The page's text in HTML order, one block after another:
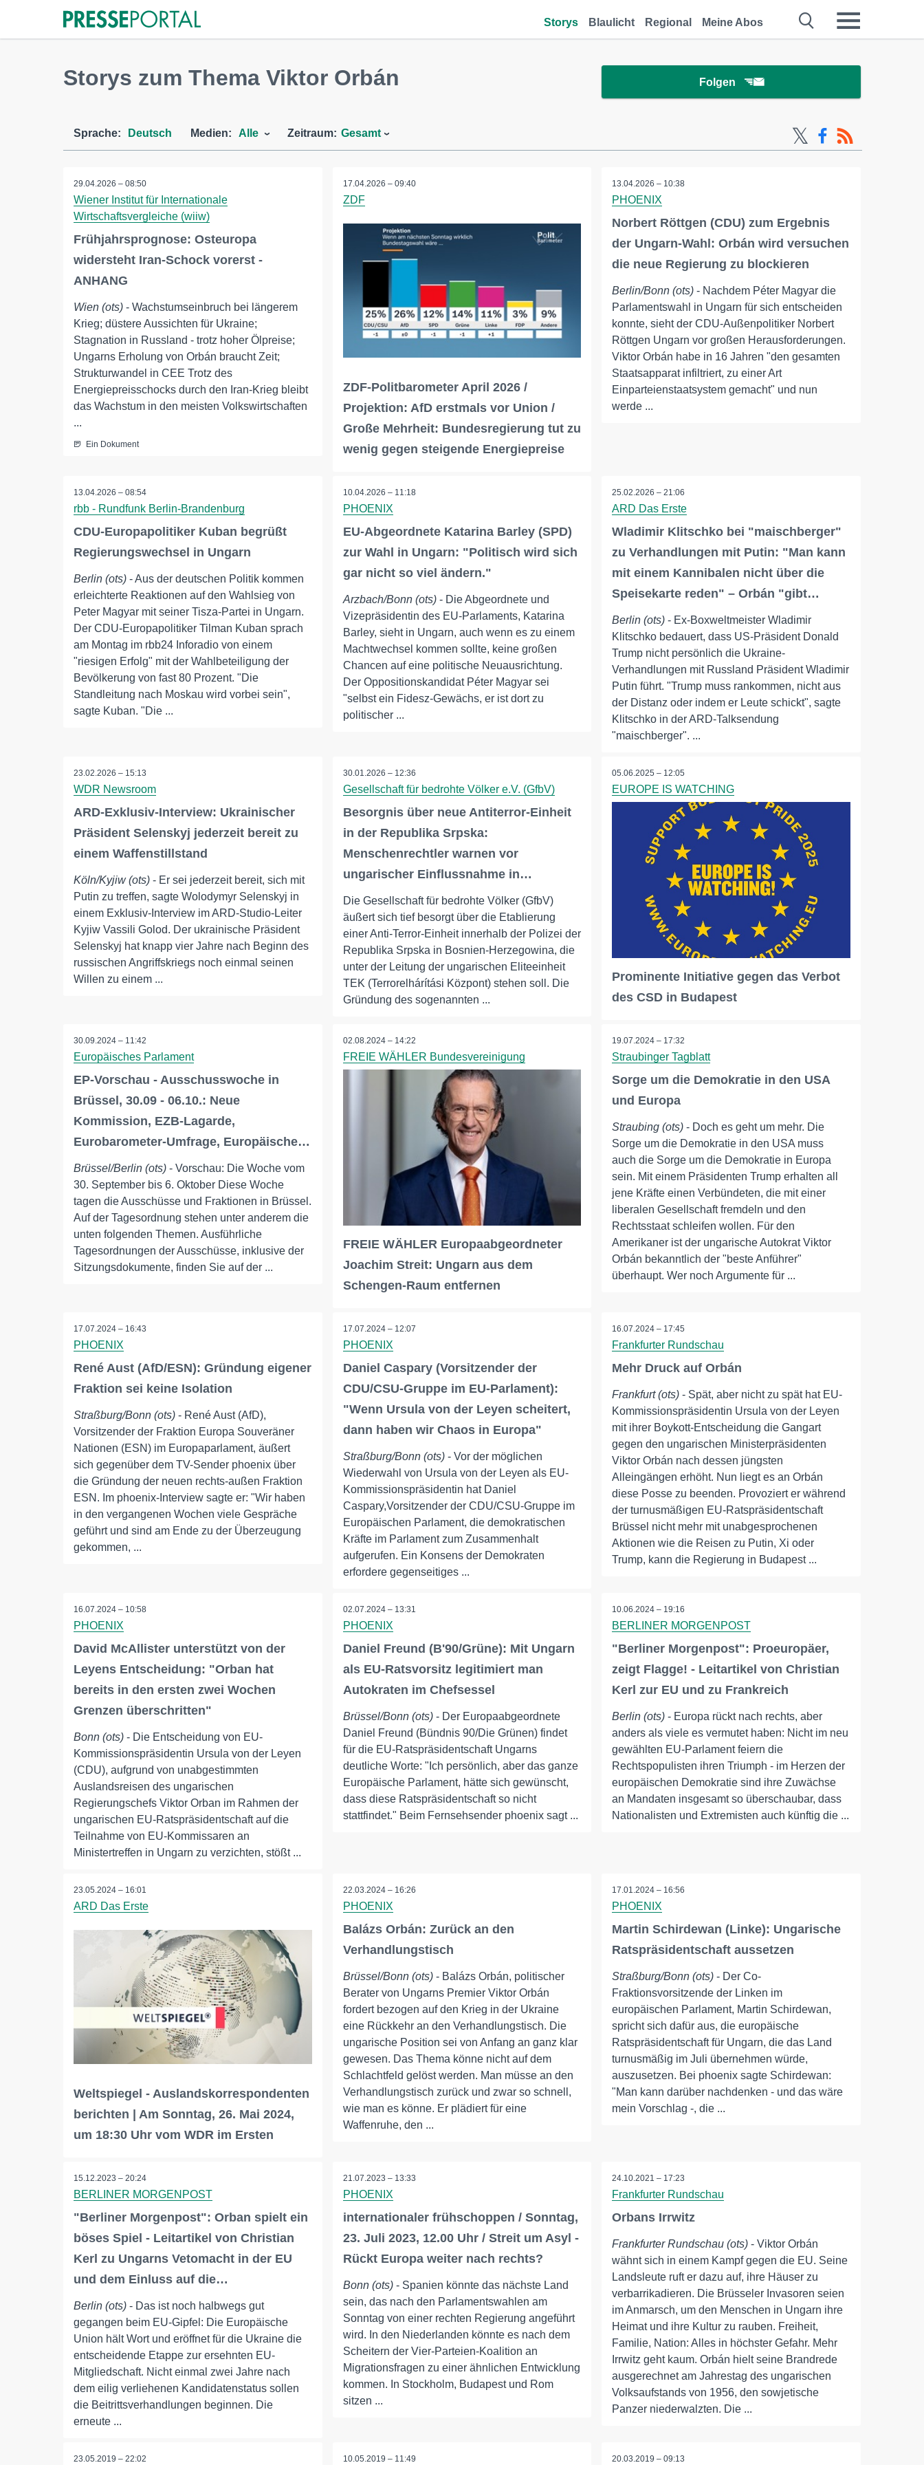
Storys Blaulicht Regional Meine Abos
Storys zum Thema Viktor Orbán Folgen
Sprache: Deutsch Medien: Alle Zeitraum: Gesamt
29.04.2026 – 08:50
Wiener Institut für Internationale
Wirtschaftsvergleiche (wiiw)
Frühjahrsprognose: Osteuropa
widersteht Iran-Schock vorerst -
ANHANG
Wien (ots) - Wachstumseinbruch bei längerem
Krieg; düstere Aussichten für Ukraine;
Stagnation in Russland - trotz hoher Ölpreise;
Ungarns Erholung von Orbán braucht Zeit;
Strukturwandel in CEE Trotz des
Energiepreisschocks durch den Iran-Krieg bleibt
das Wachstum in den meisten Volkswirtschaften
...
Ein Dokument
17.04.2026 – 09:40
ZDF
ZDF-Politbarometer April 2026 /
Projektion: AfD erstmals vor Union /
Große Mehrheit: Bundesregierung tut zu
wenig gegen steigende Energiepreise
13.04.2026 – 10:38
PHOENIX
Norbert Röttgen (CDU) zum Ergebnis
der Ungarn-Wahl: Orbán wird versuchen
die neue Regierung zu blockieren
Berlin/Bonn (ots) - Nachdem Péter Magyar die
Parlamentswahl in Ungarn für sich entscheiden
konnte, sieht der CDU-Außenpolitiker Norbert
Röttgen Ungarn vor großen Herausforderungen.
Viktor Orbán habe in 16 Jahren "den gesamten
Staatsapparat infiltriert, zu einer Art
Einparteienstaatsystem gemacht" und nun
werde ...
13.04.2026 – 08:54
rbb - Rundfunk Berlin-Brandenburg
CDU-Europapolitiker Kuban begrüßt
Regierungswechsel in Ungarn
Berlin (ots) - Aus der deutschen Politik kommen
erleichterte Reaktionen auf den Wahlsieg von
Peter Magyar mit seiner Tisza-Partei in Ungarn.
Der CDU-Europapolitiker Tilman Kuban sprach
am Montag im rbb24 Inforadio von einem
"riesigen Erfolg" mit der Wahlbeteiligung der
Bevölkerung von fast 80 Prozent. "Die
Standleitung nach Moskau wird vorbei sein",
sagte Kuban. "Die ...
10.04.2026 – 11:18
PHOENIX
EU-Abgeordnete Katarina Barley (SPD)
zur Wahl in Ungarn: "Politisch wird sich
gar nicht so viel ändern."
Arzbach/Bonn (ots)- Die Abgeordnete und
Vizepräsidentin des EU-Parlaments, Katarina
Barley, sieht in Ungarn, auch wenn es zu einem
Machtwechsel kommen sollte, keine großen
Chancen auf eine politische Neuausrichtung.
Der Oppositionskandidat Péter Magyar sei
"selbst ein Fidesz-Gewächs, er ist dort zu
politischer ...
25.02.2026 – 21:06
ARD Das Erste
Wladimir Klitschko bei "maischberger"
zu Verhandlungen mit Putin: "Man kann
mit einem Kannibalen nicht über die
Speisekarte reden" – Orbán "gibt…
Berlin (ots) - Ex-Boxweltmeister Wladimir
Klitschko bedauert, dass US-Präsident Donald
Trump nicht persönlich die Ukraine-
Verhandlungen mit Russland Präsident Wladimir
Putin führt. "Trump muss rankommen, nicht aus
der Distanz oder indem er Leute schickt", sagte
Klitschko in der ARD-Talksendung
"maischberger". ...
23.02.2026 – 15:13
WDR Newsroom
ARD-Exklusiv-Interview: Ukrainischer
Präsident Selenskyj jederzeit bereit zu
einem Waffenstillstand
Köln/Kyjiw (ots) - Er sei jederzeit bereit, sich mit
Putin zu treffen, sagte Wolodymyr Selenskyj in
einem Exklusiv-Interview im ARD-Studio-Leiter
Kyjiw Vassili Golod. Der ukrainische Präsident
Selenskyj hat knapp vier Jahre nach Beginn des
russischen Angriffskriegs noch einmal seinen
Willen zu einem ...
30.01.2026 – 12:36
Gesellschaft für bedrohte Völker e.V. (GfbV)
Besorgnis über neue Antiterror-Einheit
in der Republika Srpska:
Menschenrechtler warnen vor
ungarischer Einflussnahme in…
Die Gesellschaft für bedrohte Völker (GfbV)
äußert sich tief besorgt über die Etablierung
einer Anti-Terror-Einheit innerhalb der Polizei der
Republika Srpska in Bosnien-Herzegowina, die
unter der Leitung der ungarischen Eliteeinheit
TEK (Terrorelhárítási Központ) stehen soll. Die
Gründung des sogenannten ...
05.06.2025 – 12:05
EUROPE IS WATCHING
Prominente Initiative gegen das Verbot
des CSD in Budapest
30.09.2024 – 11:42
Europäisches Parlament
EP-Vorschau - Ausschusswoche in
Brüssel, 30.09 - 06.10.: Neue
Kommission, EZB-Lagarde,
Eurobarometer-Umfrage, Europäische…
Brüssel/Berlin (ots) - Vorschau: Die Woche vom
30. September bis 6. Oktober Diese Woche
tagen die Ausschüsse und Fraktionen in Brüssel.
Auf der Tagesordnung stehen unter anderem die
unten folgenden Themen. Ausführliche
Tagesordnungen der Ausschüsse, inklusive der
Sitzungsdokumente, finden Sie auf der ...
02.08.2024 – 14:22
FREIE WÄHLER Bundesvereinigung
FREIE WÄHLER Europaabgeordneter
Joachim Streit: Ungarn aus dem
Schengen-Raum entfernen
19.07.2024 – 17:32
Straubinger Tagblatt
Sorge um die Demokratie in den USA
und Europa
Straubing (ots) - Doch es geht um mehr. Die
Sorge um die Demokratie in den USA muss
auch die Sorge um die Demokratie in Europa
sein. Mit einem Präsidenten Trump erhalten all
jene Kräfte einen Verbündeten, die mit einer
liberalen Gesellschaft fremdeln und den
Rechtsstaat schleifen wollen. Für den
Amerikaner ist der ungarische Autokrat Viktor
Orbán bekanntlich der "beste Anführer"
überhaupt. Wer noch Argumente für ...
17.07.2024 – 16:43
PHOENIX
René Aust (AfD/ESN): Gründung eigener
Fraktion sei keine Isolation
Straßburg/Bonn (ots) - René Aust (AfD),
Vorsitzender der Fraktion Europa Souveräner
Nationen (ESN) im Europaparlament, äußert
sich gegenüber dem TV-Sender phoenix über
die Gründung der neuen rechts-außen Fraktion
ESN. Im phoenix-Interview sagte er: "Wir haben
in den vergangenen Wochen viele Gespräche
geführt und sind am Ende zu der Überzeugung
gekommen, ...
17.07.2024 – 12:07
PHOENIX
Daniel Caspary (Vorsitzender der
CDU/CSU-Gruppe im EU-Parlament):
"Wenn Ursula von der Leyen scheitert,
dann haben wir Chaos in Europa"
Straßburg/Bonn (ots)- Vor der möglichen
Wiederwahl von Ursula von der Leyen als EU-
Kommissionspräsidentin hat Daniel
Caspary,Vorsitzender der CDU/CSU-Gruppe im
Europäischen Parlament, die demokratischen
Kräfte im Parlament zum Zusammenhalt
aufgerufen. Ein Konsens der Demokraten
erfordere gegenseitiges ...
16.07.2024 – 17:45
Frankfurter Rundschau
Mehr Druck auf Orbán
Frankfurt (ots) - Spät, aber nicht zu spät hat EU-
Kommissionspräsidentin Ursula von der Leyen
mit ihrer Boykott-Entscheidung die Gangart
gegen den ungarischen Ministerpräsidenten
Viktor Orbán nach dessen jüngsten
Alleingängen erhöht. Nun liegt es an Orbán
diese Posse zu beenden. Provoziert er während
der turnusmäßigen EU-Ratspräsidentschaft
Brüssel nicht mehr mit unabgesprochenen
Aktionen wie die Reisen zu Putin, Xi oder
Trump, kann die Regierung in Budapest ...
16.07.2024 – 10:58
PHOENIX
David McAllister unterstützt von der
Leyens Entscheidung: "Orban hat
bereits in den ersten zwei Wochen
Grenzen überschritten"
Bonn (ots) - Die Entscheidung von EU-
Kommissionspräsidentin Ursula von der Leyen
(CDU), aufgrund von unabgestimmten
Auslandsreisen des ungarischen
Regierungschefs Viktor Orban im Rahmen der
ungarischen EU-Ratspräsidentschaft auf die
Teilnahme von EU-Kommissaren an
Ministertreffen in Ungarn zu verzichten, stößt ...
02.07.2024 – 13:31
PHOENIX
Daniel Freund (B'90/Grüne): Mit Ungarn
als EU-Ratsvorsitz legitimiert man
Autokraten im Chefsessel
Brüssel/Bonn (ots)- Der Europaabgeordnete
Daniel Freund (Bündnis 90/Die Grünen) findet
für die EU-Ratspräsidentschaft Ungarns
deutliche Worte: "Ich persönlich, aber das ganze
Europäische Parlament, hätte sich gewünscht,
dass diese Ratspräsidentschaft so nicht
stattfindet." Beim Fernsehsender phoenix sagt ...
10.06.2024 – 19:16
BERLINER MORGENPOST
"Berliner Morgenpost": Proeuropäer,
zeigt Flagge! - Leitartikel von Christian
Kerl zur EU und zu Frankreich
Berlin (ots) - Europa rückt nach rechts, aber
anders als viele es vermutet haben: Nicht im neu
gewählten EU-Parlament feiern die
Rechtspopulisten ihren Triumph - im Herzen der
europäischen Demokratie sind ihre Zuwächse
an Mandaten insgesamt so überschaubar, dass
Nationalisten und Extremisten auch künftig die ...
23.05.2024 – 16:01
ARD Das Erste
Weltspiegel - Auslandskorrespondenten
berichten | Am Sonntag, 26. Mai 2024,
um 18:30 Uhr vom WDR im Ersten
22.03.2024 – 16:26
PHOENIX
Balázs Orbán: Zurück an den
Verhandlungstisch
Brüssel/Bonn (ots)- Balázs Orbán, politischer
Berater von Ungarns Premier Viktor Orbán
fordert bezogen auf den Krieg in der Ukraine
eine Rückkehr an den Verhandlungstisch. Die
ungarische Position sei von Anfang an ganz klar
gewesen. Das Thema könne nicht auf dem
Schlachtfeld gelöst werden. Man müsse an den
Verhandlungstisch zurück und zwar so schnell,
wie man es könne. Er plädiert für eine
Waffenruhe, den ...
17.01.2024 – 16:56
PHOENIX
Martin Schirdewan (Linke): Ungarische
Ratspräsidentschaft aussetzen
Straßburg/Bonn (ots) - Der Co-
Fraktionsvorsitzende der Linken im
europäischen Parlament, Martin Schirdewan,
spricht sich dafür aus, die europäische
Ratspräsidentschaft für Ungarn, die das Land
turnusmäßig im Juli übernehmen würde,
auszusetzen. Bei phoenix sagte Schirdewan:
"Man kann darüber nachdenken - und das wäre
mein Vorschlag -, die ...
15.12.2023 – 20:24
BERLINER MORGENPOST
"Berliner Morgenpost": Orban spielt ein
böses Spiel - Leitartikel von Christian
Kerl zu Ungarns Vetomacht in der EU
und dem Einluss auf die…
Berlin (ots) - Das ist noch halbwegs gut
gegangen beim EU-Gipfel: Die Europäische
Union hält Wort und eröffnet für die Ukraine die
entscheidende Etappe zur ersehnten EU-
Mitgliedschaft. Nicht einmal zwei Jahre nach
dem eilig verliehenen Kandidatenstatus sollen
die Beitrittsverhandlungen beginnen. Die
erneute ...
21.07.2023 – 13:33
PHOENIX
internationaler frühschoppen / Sonntag,
23. Juli 2023, 12.00 Uhr / Streit um Asyl -
Rückt Europa weiter nach rechts?
Bonn (ots)- Spanien könnte das nächste Land
sein, das nach den Parlamentswahlen am
Sonntag von einer rechten Regierung angeführt
wird. In den Niederlanden könnte es nach dem
Scheitern der Vier-Parteien-Koalition an
Migrationsfragen zu einer ähnlichen Entwicklung
kommen. In Stockholm, Budapest und Rom
sitzen ...
24.10.2021 – 17:23
Frankfurter Rundschau
Orbans Irrwitz
Frankfurter Rundschau (ots) - Viktor Orbán
wähnt sich in einem Kampf gegen die EU. Seine
Landsleute ruft er dazu auf, ihre Häuser zu
verbarrikadieren. Die Brüsseler Invasoren seien
im Anmarsch, um den Menschen in Ungarn ihre
Heimat und ihre Kultur zu rauben. Freiheit,
Familie, Nation: Alles in höchster Gefahr. Mehr
Irrwitz geht kaum. Orbán hielt seine Brandrede
ausgerechnet am Jahrestag des ungarischen
Volksaufstands von 1956, den sowjetische
Panzer niederwalzten. Die ...
23.05.2019 – 22:02 10.05.2019 – 11:49 20.03.2019 – 09:13